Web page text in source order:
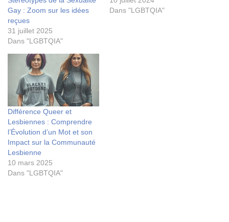
Gay : Zoom sur les idées
reçues
31 juillet 2025
Dans "LGBTQIA"
Dans "LGBTQIA"
Différence Queer et
Lesbiennes : Comprendre
l’Évolution d’un Mot et son
Impact sur la Communauté
Lesbienne
10 mars 2025
Dans "LGBTQIA"